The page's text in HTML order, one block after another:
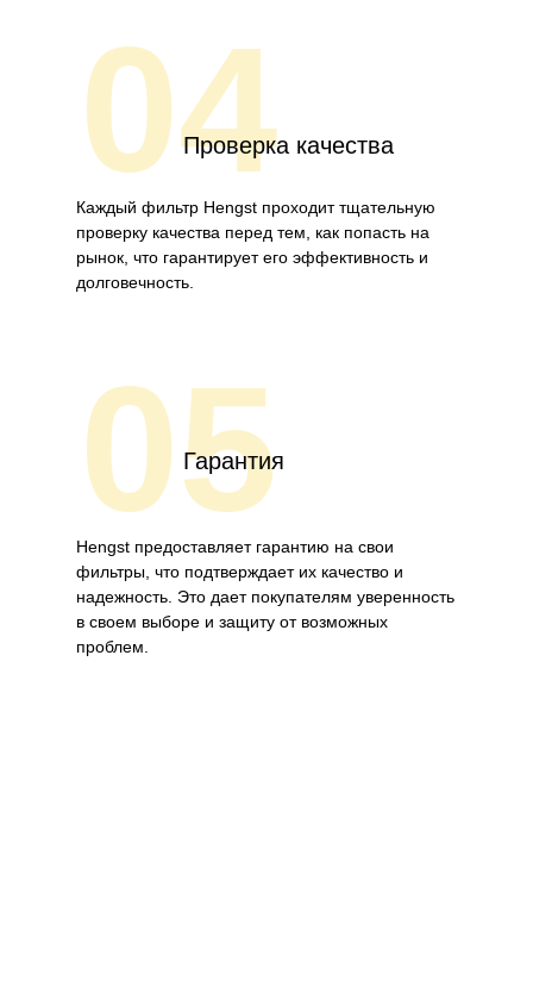
04Проверка качества
Каждый фильтр Hengst проходит тщательную
проверку качества перед тем, как попасть на
рынок, что гарантирует его эффективность и
долговечность.
05
Гарантия
Hengst предоставляет гарантию на свои
фильтры, что подтверждает их качество и
надежность. Это дает покупателям уверенность
в своем выборе и защиту от возможных
проблем.